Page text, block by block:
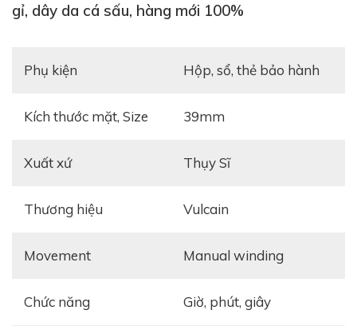
gỉ, dây da cá sấu, hàng mới 100%
Phụ kiện Hộp, sổ, thẻ bảo hành
Kích thước mặt, Size 39mm
Xuất xứ Thụy Sĩ
Thương hiệu Vulcain
Movement manual winding
Chức năng giờ, phút, giây